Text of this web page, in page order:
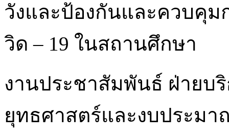
วังและป้องกันและควบคุม
วิด – 19 ในสถานศึกษา
งานประชาสัมพันธ์ ฝ่ายบ
ยุทธศาสตร์และงบประมา